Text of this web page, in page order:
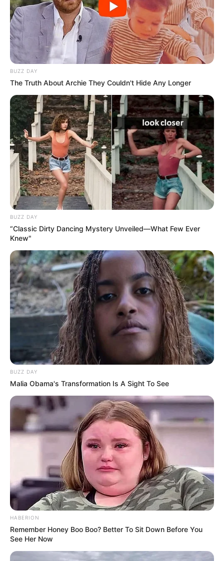
BUZZ DAY
The Truth About Archie They Couldn't Hide Any Longer
BUZZ DAY
“Classic Dirty Dancing Mystery Unveiled—What Few Ever
Knew"
BUZZ DAY
Malia Obama's Transformation Is A Sight To See
HABERION
Remember Honey Boo Boo? Better To Sit Down Before You
See Her Now